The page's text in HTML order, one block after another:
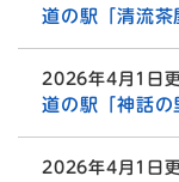
道の駅「清流茶
2026年4月1日
道の駅「神話の
2026年4月1日